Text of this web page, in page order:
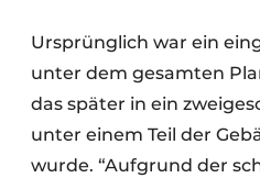
Ursprünglich war ein
unter dem gesamten
das später in ein
unter einem Teil der
wurde. “Aufgrund der